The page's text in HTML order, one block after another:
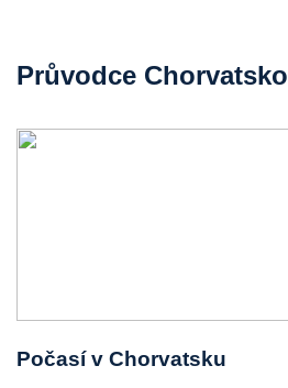
Průvodce Chorvatsko
Počasí v Chorvatsku